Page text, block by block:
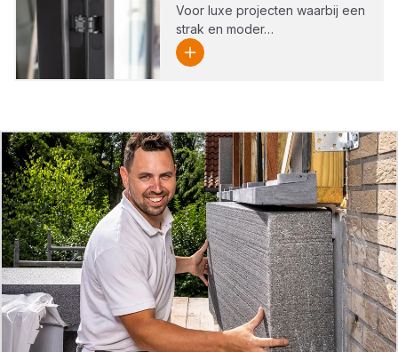
Voor luxe projecten waarbij een
strak en moder…